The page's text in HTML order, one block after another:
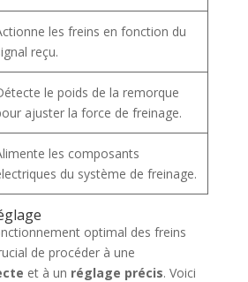
les freins en fonction du
reçu.
le poids de la remorque
ajuster la force de freinage.
les composants
du système de freinage.
optimal des freins
de procéder à une
et à un réglage précis. Voici